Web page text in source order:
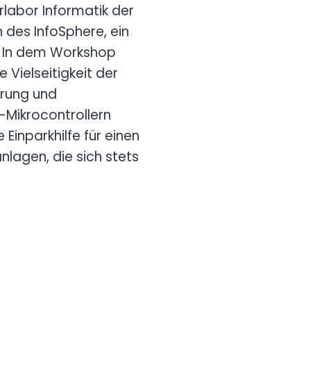
Informatik der
des InfoSphere, ein
dem Workshop
Vielseitigkeit der
und
Mikrocontrollern
für einen
die sich stets